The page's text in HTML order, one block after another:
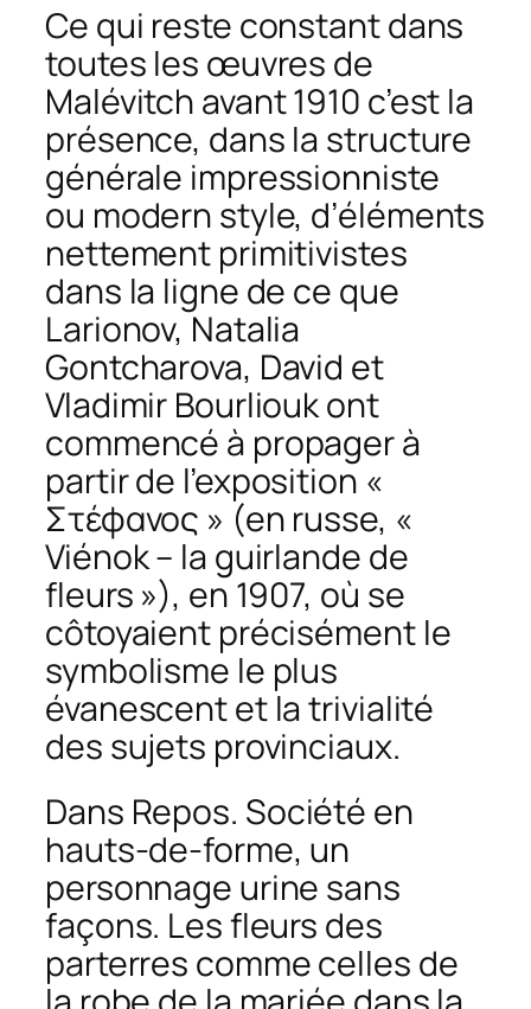
Ce qui reste constant dans
toutes les œuvres de
Malévitch avant 1910 c’est la
présence, dans la structure
générale impressionniste
ou modern style, d’éléments
nettement primitivistes
dans la ligne de ce que
Larionov, Natalia
Gontcharova, David et
Vladimir Bourliouk ont
commencé à propager à
partir de l’exposition «
Στέφανος » (en russe, «
Viénok – la guirlande de
fleurs »), en 1907, où se
côtoyaient précisément le
symbolisme le plus
évanescent et la trivialité
des sujets provinciaux.
Dans Repos. Société en
hauts-de-forme, un
personnage urine sans
façons. Les fleurs des
parterres comme celles de